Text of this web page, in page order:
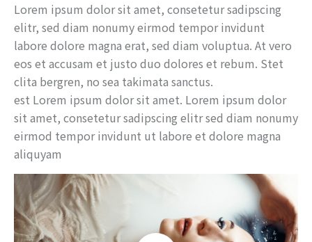
Lorem ipsum dolor sit amet, consetetur sadipscing
elitr, sed diam nonumy eirmod tempor invidunt
labore dolore magna erat, sed diam voluptua. At vero
eos et accusam et justo duo dolores et rebum. Stet
clita bergren, no sea takimata sanctus.
est Lorem ipsum dolor sit amet. Lorem ipsum dolor
sit amet, consetetur sadipscing elitr sed diam nonumy
eirmod tempor invidunt ut labore et dolore magna
aliquyam